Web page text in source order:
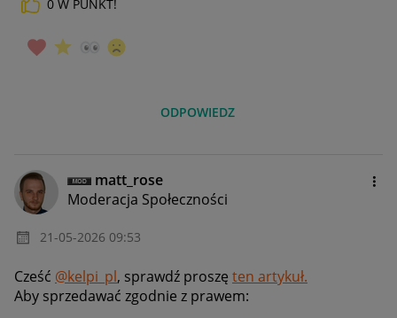
0 W PUNKT!
ODPOWIEDZ
matt_rose
Moderacja Społeczności
‎21-05-2026 09:53
Cześć @kelpi_pl, sprawdź proszę ten artykuł.
Aby sprzedawać zgodnie z prawem: